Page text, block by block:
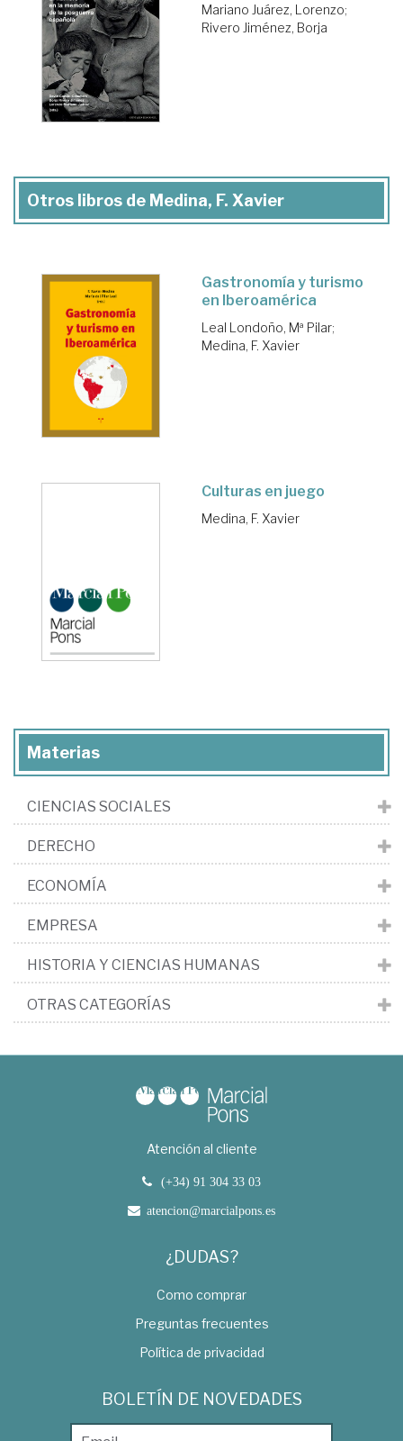
Mariano Juárez, Lorenzo;
Rivero Jiménez, Borja
Otros libros de Medina, F. Xavier
Gastronomía y turismo
en Iberoamérica
Leal Londoño, Mª Pilar;
Medina, F. Xavier
Culturas en juego
Medina, F. Xavier
Materias
CIENCIAS SOCIALES
DERECHO
ECONOMÍA
EMPRESA
HISTORIA Y CIENCIAS HUMANAS
OTRAS CATEGORÍAS
Atención al cliente
(+34) 91 304 33 03
atencion@marcialpons.es
¿DUDAS?
Como comprar
Preguntas frecuentes
Política de privacidad
BOLETÍN DE NOVEDADES